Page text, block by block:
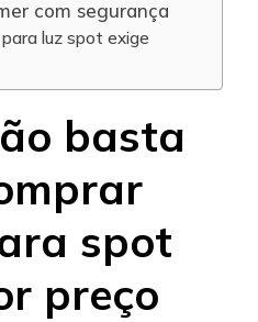
com segurança
luz spot exige
basta
spot
preço